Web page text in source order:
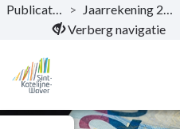
Naar hoofdinhoud
Publicaties > Jaarrekening 2023
Verberg navigatie